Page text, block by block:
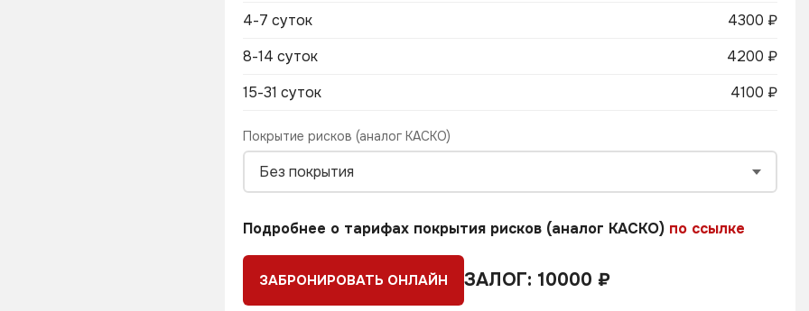
4-7 суток
4300 ₽
8-14 суток
4200 ₽
15-31 суток
4100 ₽
Покрытие рисков (аналог КАСКО)
Без покрытия
Подробнее о тарифах покрытия рисков (аналог КАСКО) по ссылке
ЗАБРОНИРОВАТЬ ОНЛАЙН ЗАЛОГ: 10000 ₽